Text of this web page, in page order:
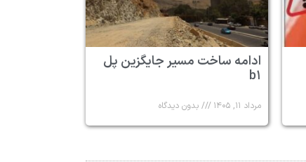
ادامه ساخت مسیر جایگزین پل
b۱
مرداد ۱۱, ۱۴۰۵ بدون دیدگاه